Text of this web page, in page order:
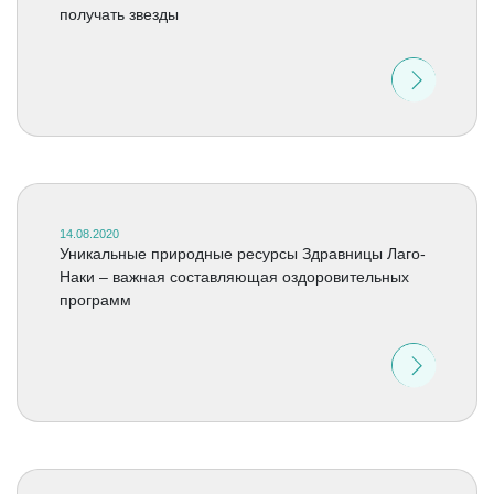
получать звезды
14.08.2020
Уникальные природные ресурсы Здравницы Лаго-
Наки – важная составляющая оздоровительных
программ